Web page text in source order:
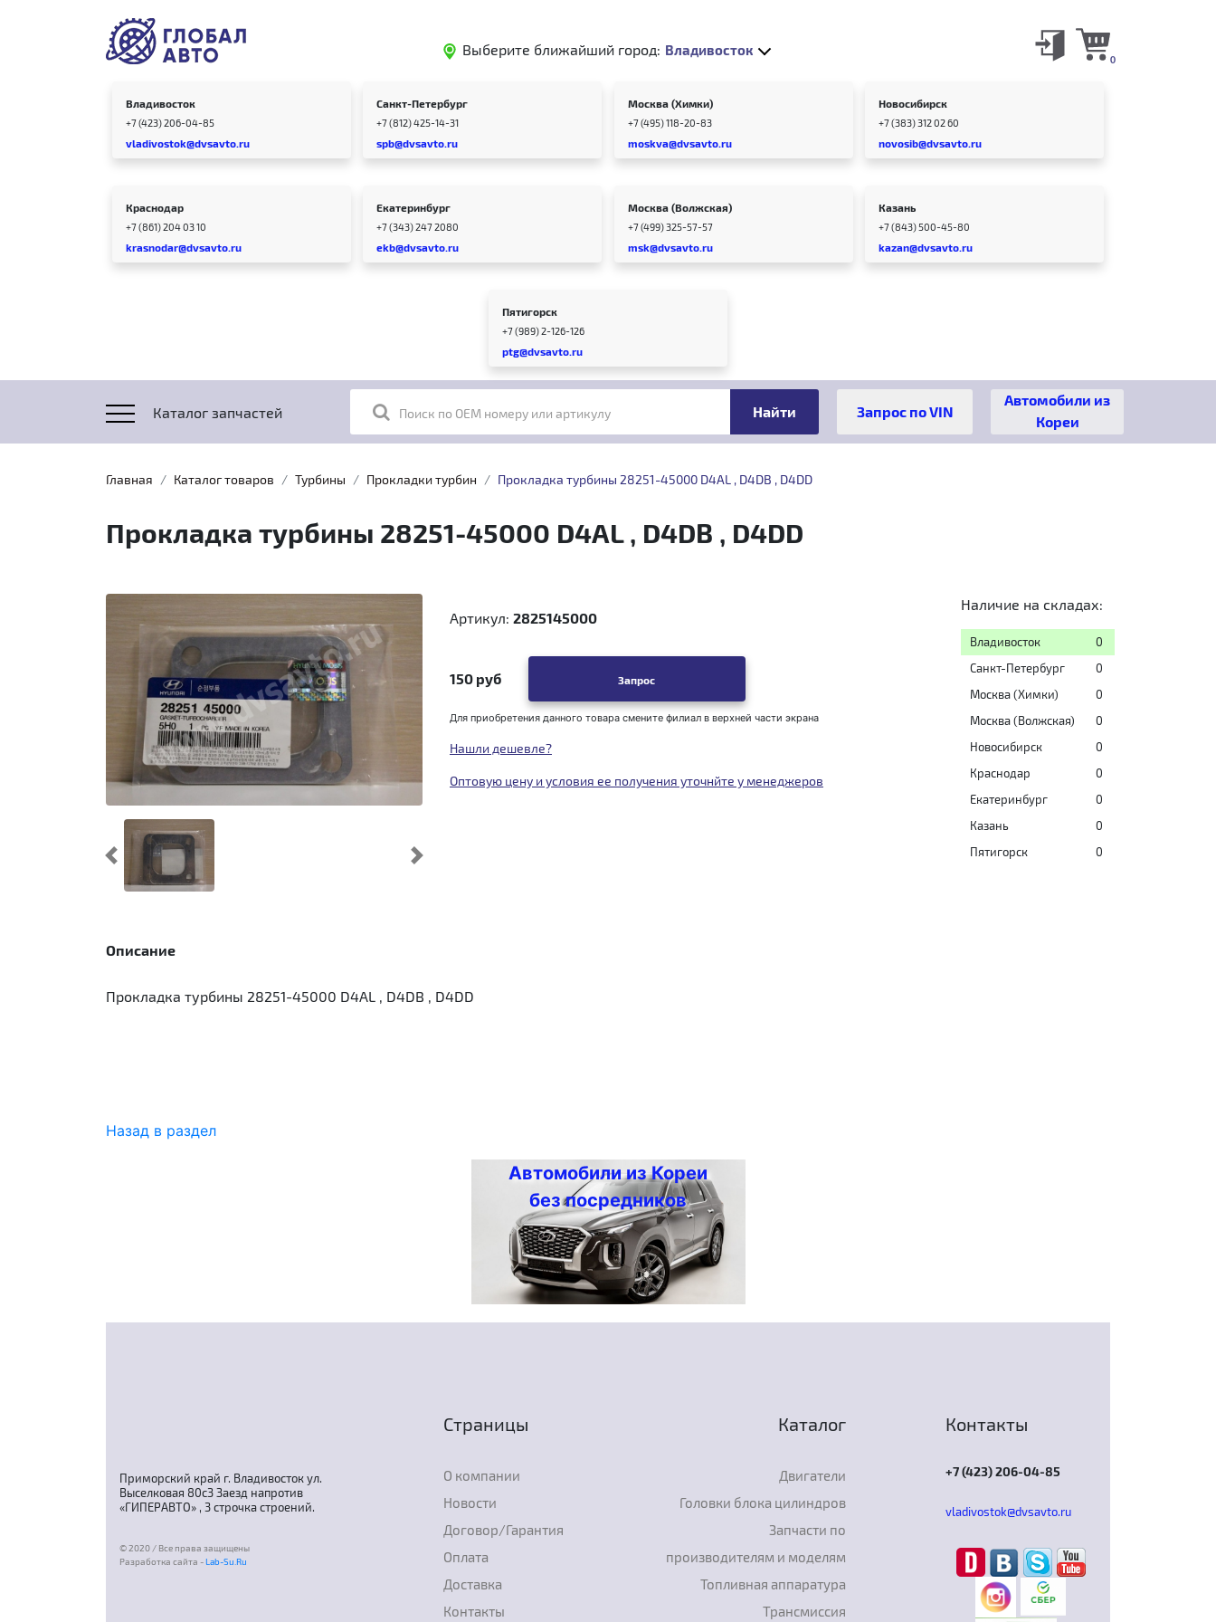
Выберите ближайший город: Владивосток
0
Владивосток
+7 (423) 206-04-85
vladivostok@dvsavto.ru
Санкт-Петербург
+7 (812) 425-14-31
spb@dvsavto.ru
Москва (Химки)
+7 (495) 118-20-83
moskva@dvsavto.ru
Новосибирск
+7 (383) 312 02 60
novosib@dvsavto.ru
Краснодар
+7 (861) 204 03 10
krasnodar@dvsavto.ru
Екатеринбург
+7 (343) 247 2080
ekb@dvsavto.ru
Москва (Волжская)
+7 (499) 325-57-57
msk@dvsavto.ru
Казань
+7 (843) 500-45-80
kazan@dvsavto.ru
Пятигорск
+7 (989) 2-126-126
ptg@dvsavto.ru
Каталог запчастей Поиск по OEM номеру или артикулу
Автомобили из
Кореи
Главная Каталог товаров Турбины Прокладки турбин Прокладка турбины 28251-45000 D4AL , D4DB , D4DD
Прокладка турбины 28251-45000 D4AL , D4DB , D4DD
Предыдущий Cледующий
Артикул: 2825145000
150 руб Запрос
Для приобретения данного товара смените филиал в верхней части экрана
Нашли дешевле?
Оптовую цену и условия ее получения уточнйте у менеджеров
Наличие на складах:
Владивосток
0
Санкт-Петербург
0
Москва (Химки)
0
Москва (Волжская)
0
Новосибирск
0
Краснодар
0
Екатеринбург
0
Казань
0
Пятигорск
0
Описание
Прокладка турбины 28251-45000 D4AL , D4DB , D4DD
Назад в раздел
Автомобили из Кореи
без посредников
Приморский край г. Владивосток ул.
Выселковая 80с3 Заезд напротив
«ГИПЕРАВТО» , 3 строчка строений.
© 2020 / Все права защищены
Разработка сайта -Lab-Su.Ru
Страницы
О компании
Новости
Договор/Гарантия
Оплата
Доставка
Контакты
Каталог
Двигатели
Головки блока цилиндров
Запчасти по
производителям и моделям
Топливная аппаратура
Трансмиссия
Контакты
+7 (423) 206-04-85
vladivostok@dvsavto.ru